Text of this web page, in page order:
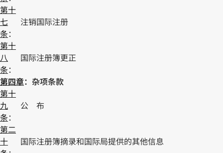
第十
七
条：
注销国际注册
第十
八
条：
国际注册簿更正
第四章：杂项条款
第十
九
条：
公 布
第二
十
国际注册簿摘录和国际局提供的其他信息